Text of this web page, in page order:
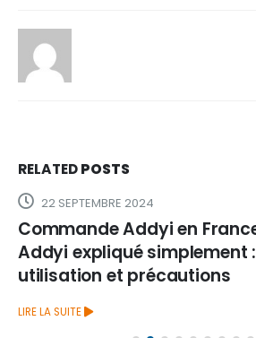
RELATEDPOSTS
22 SEPTEMBRE 2024
Commande Addyi en
Addyi expliqué simplement
utilisation et précautions
LIRE LA SUITE